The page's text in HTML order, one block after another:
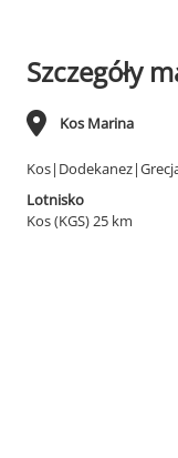
Szczegóły
Kos Marina
Lotnisko
Kos (KGS) 25 km